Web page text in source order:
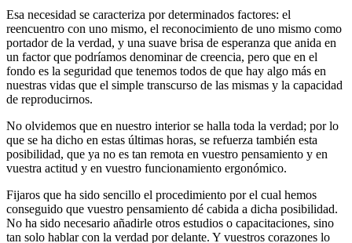
Esa necesidad se caracteriza por determinados factores: el
reencuentro con uno mismo, el reconocimiento de uno mismo como
portador de la verdad, y una suave brisa de esperanza que anida en
un factor que podríamos denominar de creencia, pero que en el
fondo es la seguridad que tenemos todos de que hay algo más en
nuestras vidas que el simple transcurso de las mismas y la capacidad
de reproducirnos.
No olvidemos que en nuestro interior se halla toda la verdad; por lo
que se ha dicho en estas últimas horas, se refuerza también esta
posibilidad, que ya no es tan remota en vuestro pensamiento y en
vuestra actitud y en vuestro funcionamiento ergonómico.
Fijaros que ha sido sencillo el procedimiento por el cual hemos
conseguido que vuestro pensamiento dé cabida a dicha posibilidad.
No ha sido necesario añadirle otros estudios o capacitaciones, sino
tan solo hablar con la verdad por delante. Y vuestros corazones lo